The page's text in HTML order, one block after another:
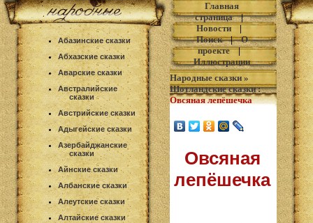
Абазинские сказки
Абхазские сказки
Аварские сказки
Австралийские
сказки
Австрийские сказки
Адыгейские сказки
Азербайджанские
сказки
Айнские сказки
Албанские сказки
Алеутские сказки
Алтайские сказки
Главная
страница|
Новости|
Поиск|О
проекте|
Иллюстрации
Народные сказки »
Шотландские сказки:
Овсяная лепёшечка
Овсяная
лепёшечка